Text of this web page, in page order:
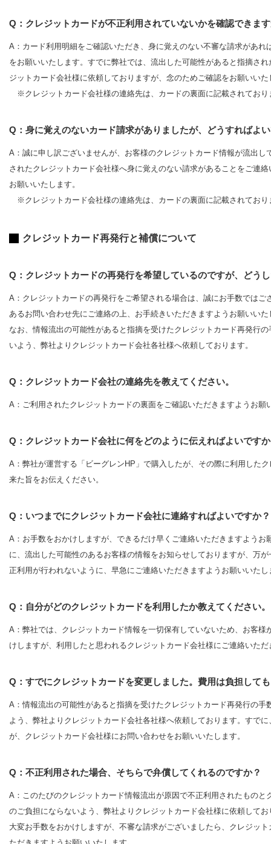
Q：クレジットカードが不正利用されていないかを確認できま
A：カード利用明細をご確認いただき、身に覚えのない不審な請求があ
をお願いいたします。すでに弊社では、流出した可能性があると指摘さ
ジットカード会社様に依頼しておりますが、念のためご確認をお願いいた
※クレジットカード会社様の連絡先は、カードの裏面に記載されており
Q：身に覚えのないカード請求がありましたが、どうすればよ
A：誠に申し訳ございませんが、お客様のクレジットカード情報が流出
されたクレジットカード会社様へ身に覚えのない請求があることをご連
お願いいたします。
※クレジットカード会社様の連絡先は、カードの裏面に記載されており
クレジットカード再発行と補償について
Q：クレジットカードの再発行を希望しているのですが、どう
A：クレジットカードの再発行をご希望される場合は、誠にお手数では
あるお問い合わせ先にご連絡の上、お手続きいただきますようお願いいた
なお、情報流出の可能性があると指摘を受けたクレジットカード再発行
いよう、弊社よりクレジットカード会社各社様へ依頼しております。
Q：クレジットカード会社の連絡先を教えてください。
A：ご利用されたクレジットカードの裏面をご確認いただきますようお願
Q：クレジットカード会社に何をどのように伝えればよいです
A：弊社が運営する「ビーグレンHP」で購入したが、その際に利用した
来た旨をお伝えください。
Q：いつまでにクレジットカード会社に連絡すればよいですか？
A：お手数をおかけしますが、できるだけ早くご連絡いただきますよう
に、流出した可能性のあるお客様の情報をお知らせしておりますが、万
正利用が行われないように、早急にご連絡いただきますようお願いいたし
Q：自分がどのクレジットカードを利用したか教えてください。
A：弊社では、クレジットカード情報を一切保有していないため、お客
けしますが、利用したと思われるクレジットカード会社様にご連絡いた
Q：すでにクレジットカードを変更しました。費用は負担して
A：情報流出の可能性があると指摘を受けたクレジットカード再発行の
よう、弊社よりクレジットカード会社各社様へ依頼しております。すで
が、クレジットカード会社様にお問い合わせをお願いいたします。
Q：不正利用された場合、そちらで弁償してくれるのですか？
A：このたびのクレジットカード情報流出が原因で不正利用されたもの
のご負担にならないよう、弊社よりクレジットカード会社様に依頼してお
大変お手数をおかけしますが、不審な請求がございましたら、クレジッ